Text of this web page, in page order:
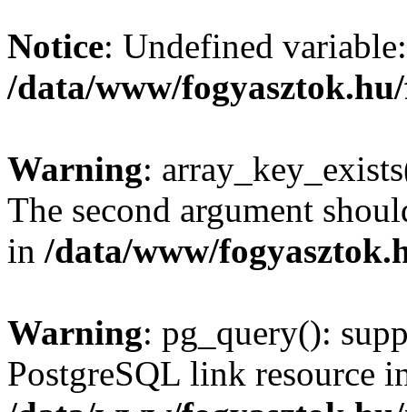
Notice: Undefined
/data/www/
Warning:
The second argument
in /data/www/
Warning: pg_query():
PostgreSQL link resource